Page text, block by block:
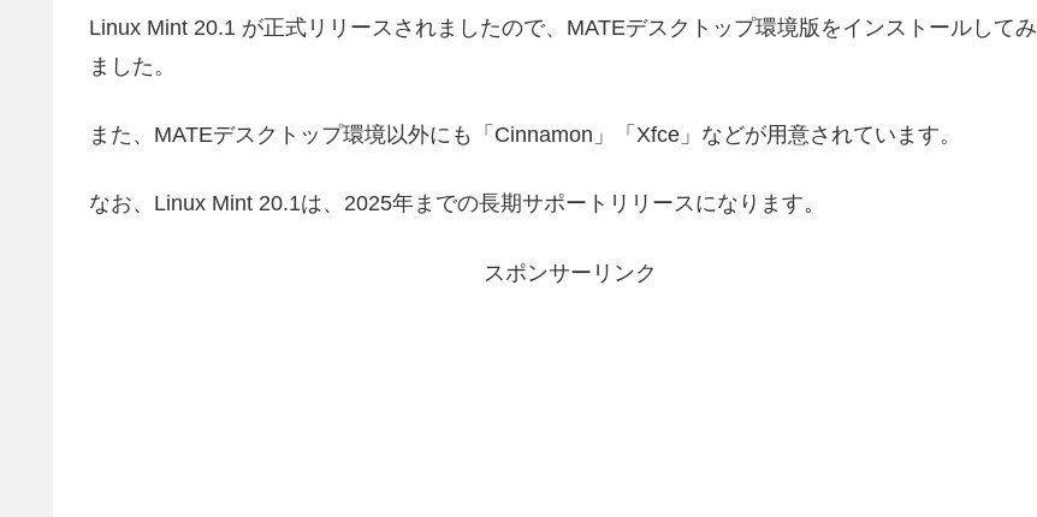
Linux Mint 20.1 が正式リリースされましたので、MATEデスクトップ環境版をインストールしてみ
ました。
また、MATEデスクトップ環境以外にも「Cinnamon」「Xfce」などが用意されています。
なお、Linux Mint 20.1は、2025年までの長期サポートリリースになります。
スポンサーリンク